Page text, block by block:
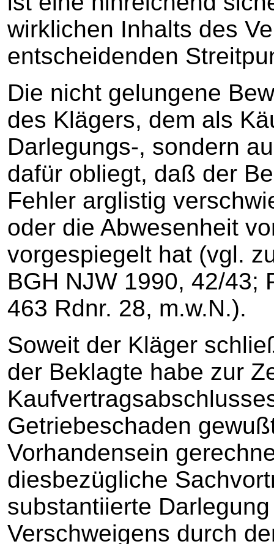
wirklichen Inhalts des
entscheidenden
Die nicht gelungene
des Klägers, dem als
Darlegungs-, sondern
dafür obliegt, daß der
Fehler arglistig
oder die Abwesenheit
vorgespiegelt hat (vgl.
BGH NJW 1990, 42/43;
463 Rdnr. 28, m.w.N.).
Soweit der Kläger
der Beklagte habe zur
Getriebeschaden
Vorhandensein
diesbezügliche
substantiierte
Verschweigens durch